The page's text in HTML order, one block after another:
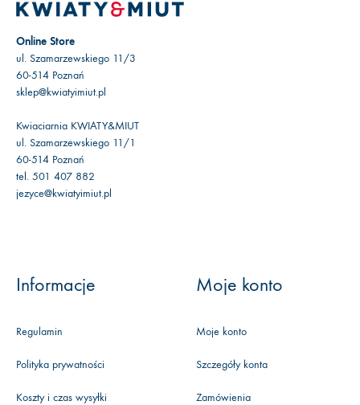
Online Store
ul. Szamarzewskiego 11/3
60-514 Poznań
sklep@kwiatyimiut.pl
Kwiaciarnia KWIATY&MIUT
ul. Szamarzewskiego 11/1
60-514 Poznań
tel. 501 407 882
jezyce@kwiatyimiut.pl
Informacje
Regulamin
Polityka prywatności
Koszty i czas wysyłki
Moje konto
Moje konto
Szczegóły konta
Zamówienia